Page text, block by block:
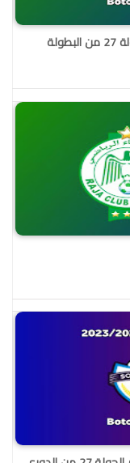
موعد مباراة الرجاء الرياضي ونهضة بركان الجولة 27 من البطولة